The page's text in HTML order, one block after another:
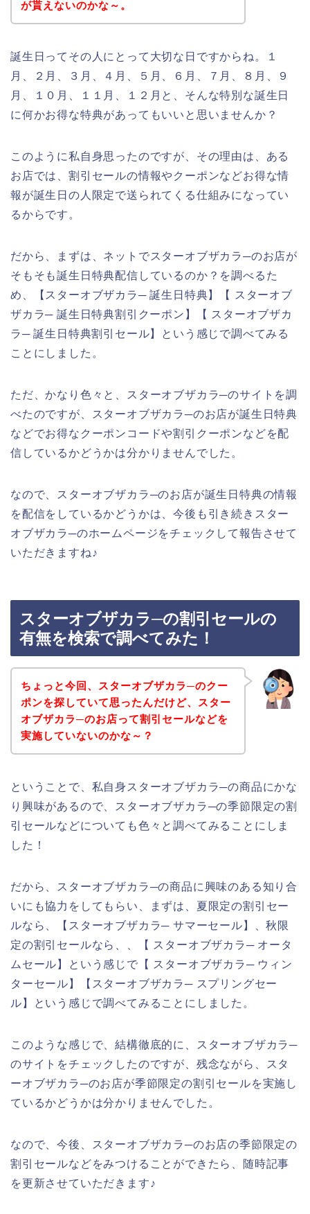
が貰えないのかな～。
誕生日ってその人にとって大切な日ですからね。１
月、２月、３月、４月、５月、６月、７月、８月、９
月、１０月、１１月、１２月と、そんな特別な誕生日
に何かお得な特典があってもいいと思いませんか？
このように私自身思ったのですが、その理由は、ある
お店では、割引セールの情報やクーポンなどお得な情
報が誕生日の人限定で送られてくる仕組みになってい
るからです。
だから、まずは、ネットでスターオブザカラ─のお店が
そもそも誕生日特典配信しているのか？を調べるた
め、【スターオブザカラ─ 誕生日特典】【 スターオブ
ザカラ─ 誕生日特典割引クーポン】【 スターオブザカ
ラ─ 誕生日特典割引セール】という感じで調べてみる
ことにしました。
ただ、かなり色々と、スターオブザカラ─のサイトを調
べたのですが、スターオブザカラ─のお店が誕生日特典
などでお得なクーポンコードや割引クーポンなどを配
信しているかどうかは分かりませんでした。
なので、スターオブザカラ─のお店が誕生日特典の情報
を配信をしているかどうかは、今後も引き続きスター
オブザカラ─のホームページをチェックして報告させて
いただきますね♪
スターオブザカラ─の割引セールの
有無を検索で調べてみた！
ちょっと今回、スターオブザカラ─のクー
ポンを探していて思ったんだけど、スター
オブザカラ─のお店って割引セールなどを
実施していないのかな～？
ということで、私自身スターオブザカラ─の商品にかな
り興味があるので、スターオブザカラ─の季節限定の割
引セールなどについても色々と調べてみることにしま
した！
だから、スターオブザカラ─の商品に興味のある知り合
いにも協力をしてもらい、まずは、夏限定の割引セー
ルなら、【スターオブザカラ─ サマーセール】、秋限
定の割引セールなら、、【 スターオブザカラ─ オータ
ムセール】という感じで【 スターオブザカラ─ ウィン
ターセール】【スターオブザカラ─ スプリングセー
ル】という感じで調べてみることにしました。
このような感じで、結構徹底的に、スターオブザカラ─
のサイトをチェックしたのですが、残念ながら、スタ
ーオブザカラ─のお店が季節限定の割引セールを実施し
ているかどうかは分かりませんでした。
なので、今後、スターオブザカラ─のお店の季節限定の
割引セールなどをみつけることができたら、随時記事
を更新させていただきます♪